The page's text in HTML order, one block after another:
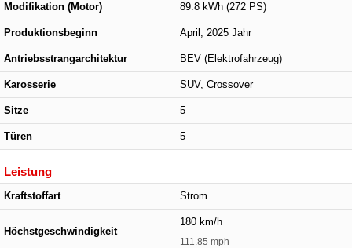
Modifikation (Motor) 89.8 kWh (272 PS)
Produktionsbeginn April, 2025 Jahr
Antriebsstrangarchitektur BEV (Elektrofahrzeug)
Karosserie SUV, Crossover
Sitze 5
Türen 5
Leistung
Kraftstoffart Strom
Höchstgeschwindigkeit
180 km/h
111.85 mph